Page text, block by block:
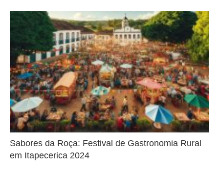
Sabores da Roça: Festival de Gastronomia Rural
em Itapecerica 2024